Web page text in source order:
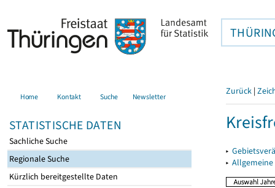
Home Kontakt Suche Newsletter
STATISTISCHE DATEN
Sachliche Suche
Regionale Suche
Kürzlich bereitgestellte Daten
Zurück |
▸
▸